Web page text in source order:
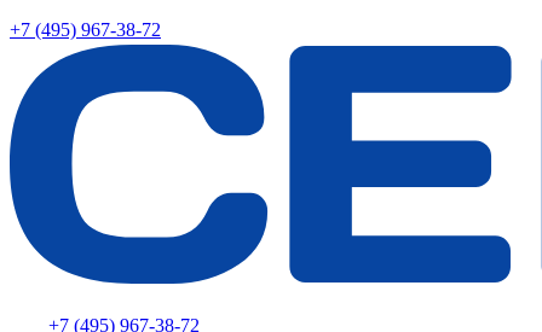
+7 (495) 967-38-72
+7 (495) 967-38-72